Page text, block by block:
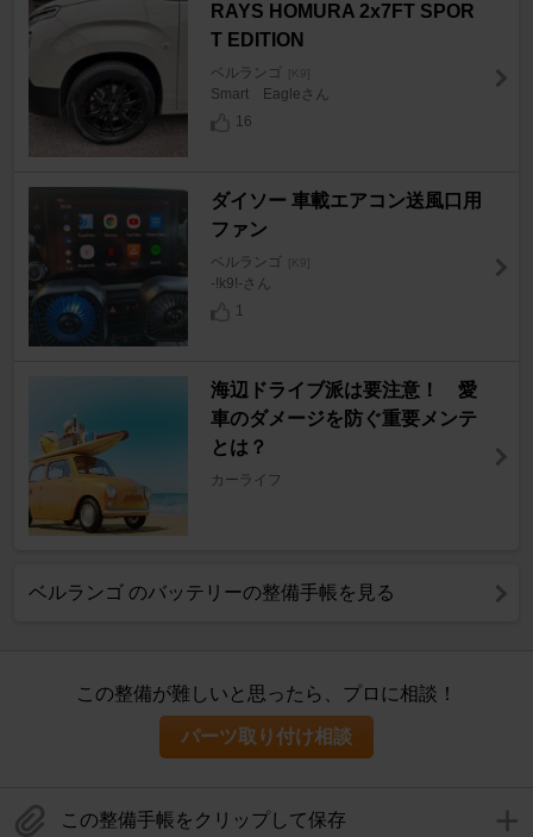
RAYS HOMURA 2x7FT SPOR
T EDITION
ベルランゴ [K9]
Smart Eagleさん
16
ダイソー 車載エアコン送風口用
ファン
ベルランゴ [K9]
-!k9!-さん
1
海辺ドライブ派は要注意！ 愛
車のダメージを防ぐ重要メンテ
とは？
カーライフ
ベルランゴ のバッテリーの整備手帳を見る
この整備が難しいと思ったら、プロに相談！
パーツ取り付け相談
この整備手帳をクリップして保存